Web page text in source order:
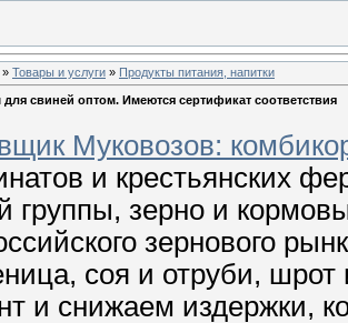
» Товары и услуги » Продукты питания, напитки
свиней оптом. Имеются сертификат соответствия
Муковозов:
и крестьянских
группы, зерно и
зернового
соя и отруби,
и снижаем издержки,